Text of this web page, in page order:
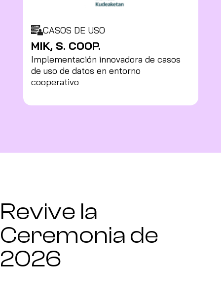
CASOS DE USO
MIK, S. COOP.
Implementación innovadora de casos
de uso de datos en entorno
cooperativo
Revive la
Ceremonia de
2026